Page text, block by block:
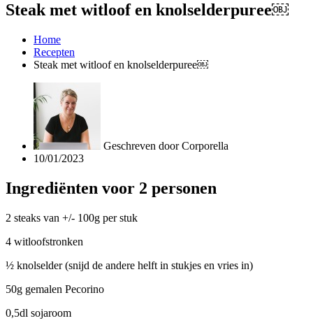
Steak met witloof en knolselderpuree￼
Home
Recepten
Steak met witloof en knolselderpuree￼
Geschreven doorCorporella
10/01/2023
Ingrediënten voor 2 personen
2 steaks van +/- 100g per stuk
4 witloofstronken
½ knolselder (snijd de andere helft in stukjes en vries in)
50g gemalen Pecorino
0,5dl sojaroom